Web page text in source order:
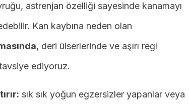
astrenjan özelliği sayesinde kanamayı
Kan kaybına neden olan
, deri ülserlerinde ve aşırı regl
tavsiye ediyoruz.
sık sık yoğun egzersizler yapanlar veya